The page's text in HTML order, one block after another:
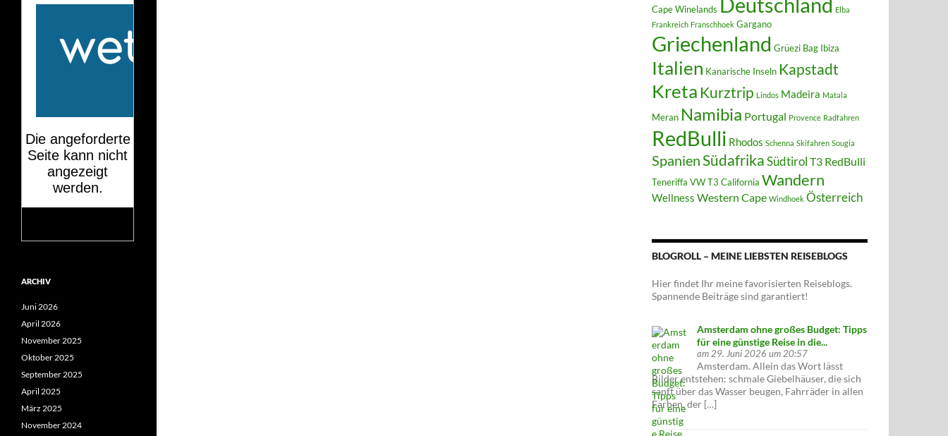
Cape Winelands Deutschland Elba
Frankreich Franschhoek Gargano
Griechenland Grüezi Bag Ibiza
Italien Kanarische Inseln Kapstadt
Kreta Kurztrip Lindos Madeira Matala
Meran Namibia Portugal Provence Radfahren
RedBulli Rhodos Schenna Skifahren Sougia
SpanienSüdafrikaSüdtirol T3 RedBulli
Teneriffa VW T3 California Wandern
Wellness Western Cape Windhoek Österreich
BLOGROLL – MEINE LIEBSTEN REISEBLOGS
Hier findet Ihr meine favorisierten Reiseblogs.
Spannende Beiträge sind garantiert!
Amsterdam ohne großes Budget: Tipps
für eine günstige Reise in die...
am 29. Juni 2026 um 20:57
Amsterdam. Allein das Wort lässt
Bilder entstehen: schmale Giebelhäuser, die sich
sanft über das Wasser beugen, Fahrräder in allen
Farben, der […]
ARCHIV
Juni 2026
April 2026
November 2025
Oktober 2025
September 2025
April 2025
März 2025
November 2024